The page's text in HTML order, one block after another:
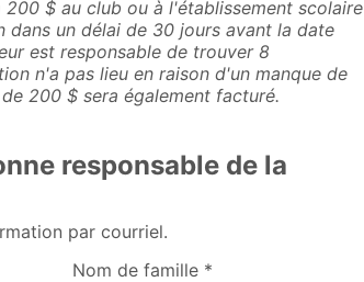
200 $ au club ou à l'établissement scolaire
dans un délai de 30 jours avant la date
est responsable de trouver 8
n'a pas lieu en raison d'un manque de
200 $ sera également facturé.
responsable de la
par courriel.
Nom de famille *